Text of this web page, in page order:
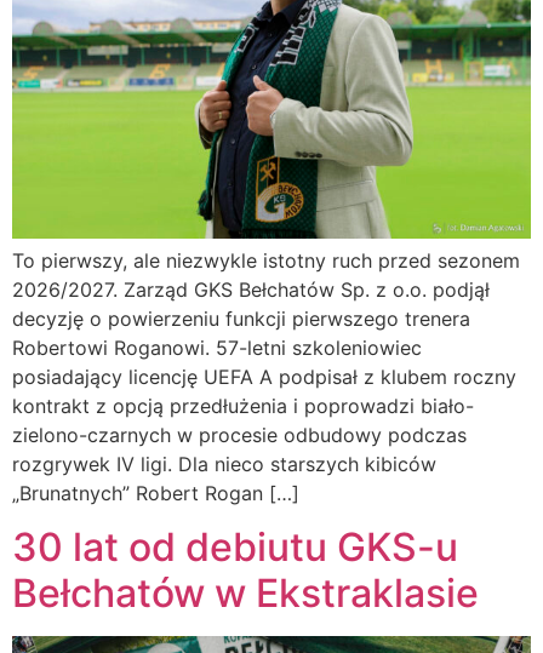
To pierwszy, ale niezwykle istotny ruch przed sezonem
2026/2027. Zarząd GKS Bełchatów Sp. z o.o. podjął
decyzję o powierzeniu funkcji pierwszego trenera
Robertowi Roganowi. 57-letni szkoleniowiec
posiadający licencję UEFA A podpisał z klubem roczny
kontrakt z opcją przedłużenia i poprowadzi biało-
zielono-czarnych w procesie odbudowy podczas
rozgrywek IV ligi. Dla nieco starszych kibiców
„Brunatnych” Robert Rogan […]
30 lat od debiutu GKS-u
Bełchatów w Ekstraklasie